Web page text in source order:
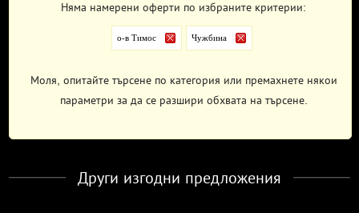
Няма намерени оферти по избраните критерии:
о-в Тимос Чужбина
Моля, опитайте търсене по категория или премахнете някои
параметри за да се разшири обхвата на търсене.
Други изгодни предложения